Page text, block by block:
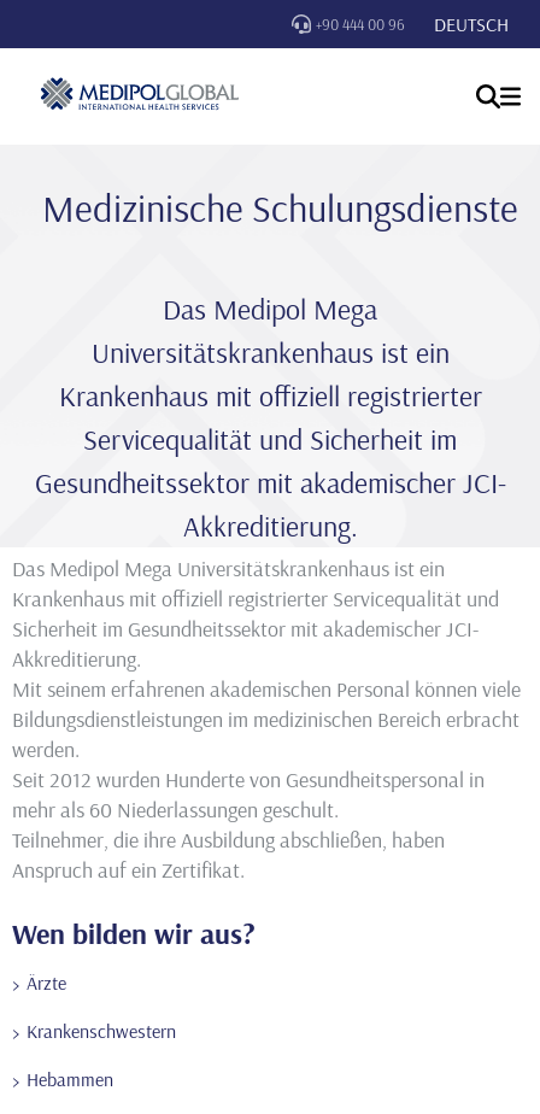
+90 444 00 96 DEUTSCH
Medizinische Schulungsdienste
Das Medipol Mega
Universitätskrankenhaus ist ein
Krankenhaus mit offiziell registrierter
Servicequalität und Sicherheit im
Gesundheitssektor mit akademischer JCI-
Akkreditierung.
Das Medipol Mega Universitätskrankenhaus ist ein
Krankenhaus mit offiziell registrierter Servicequalität und
Sicherheit im Gesundheitssektor mit akademischer JCI-
Akkreditierung.
Mit seinem erfahrenen akademischen Personal können viele
Bildungsdienstleistungen im medizinischen Bereich erbracht
werden.
Seit 2012 wurden Hunderte von Gesundheitspersonal in
mehr als 60 Niederlassungen geschult.
Teilnehmer, die ihre Ausbildung abschließen, haben
Anspruch auf ein Zertifikat.
Wen bilden wir aus?
Ärzte
Krankenschwestern
Hebammen